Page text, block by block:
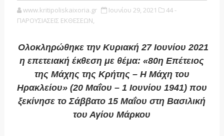
www.kritipoliskaixoria.gr Ιουνίου 29, 2021
44 -
ΠΑΡΟΥΣΙΑΣΕΙΣ ΕΚΘΕΣΕΩΝ,
Ολοκληρώθηκε την Κυριακή 27 Ιουνίου 2021
η επετειακή έκθεση με θέμα: «80η Επέτειος
της Μάχης της Κρήτης – Η Μάχη του
Ηρακλείου» (20 Μαΐου – 1 Ιουνίου 1941) που
ξεκίνησε το Σάββατο 15 Μαΐου στη Βασιλική
του Αγίου Μάρκου